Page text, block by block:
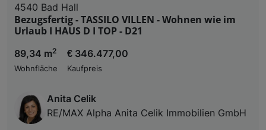
4540 Bad Hall
Bezugsfertig - TASSILO VILLEN - Wohnen wie im
Urlaub I HAUS D I TOP - D21
89,34 m2
Wohnfläche
€ 346.477,00
Kaufpreis
Anita Celik
RE/MAX Alpha Anita Celik Immobilien GmbH